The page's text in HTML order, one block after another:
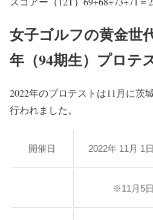
女子ゴルフの黄金世
年（94期生）プロテ
2022年のプロテストは11月に茨
行われました。
開催日 2022年 11月 1
※11月5